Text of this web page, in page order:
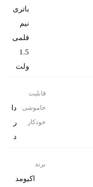
باتری
نیم
قلمی
1.5
ولت
قابلیت
خاموشی
خودکار
دا
ر
د
برند
اکیومد